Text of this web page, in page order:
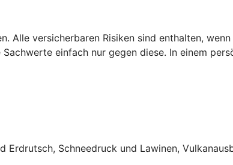
Alle versicherbaren Risiken sind enthalten,
einfach nur gegen diese. In einem
Erdrutsch, Schneedruck und Lawinen,